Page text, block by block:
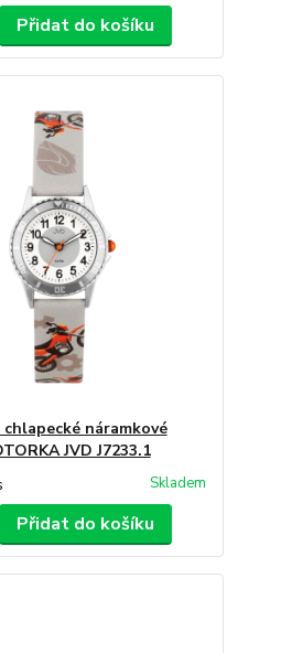
Přidat do košíku
náramkové
JVD J7233.1
Skladem
Přidat do košíku